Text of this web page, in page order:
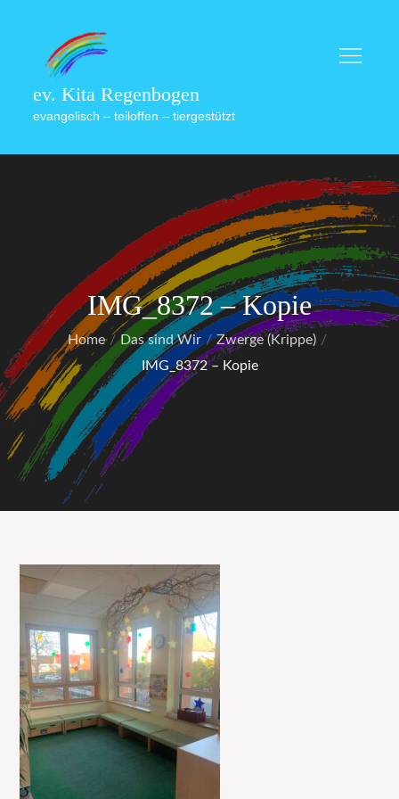
content
ev. Kita Regenbogen
evangelisch – teiloffen – tiergestützt
IMG_8372 – Kopie
Home Das sind Wir
Zwerge (Krippe)
IMG_8372 – Kopie